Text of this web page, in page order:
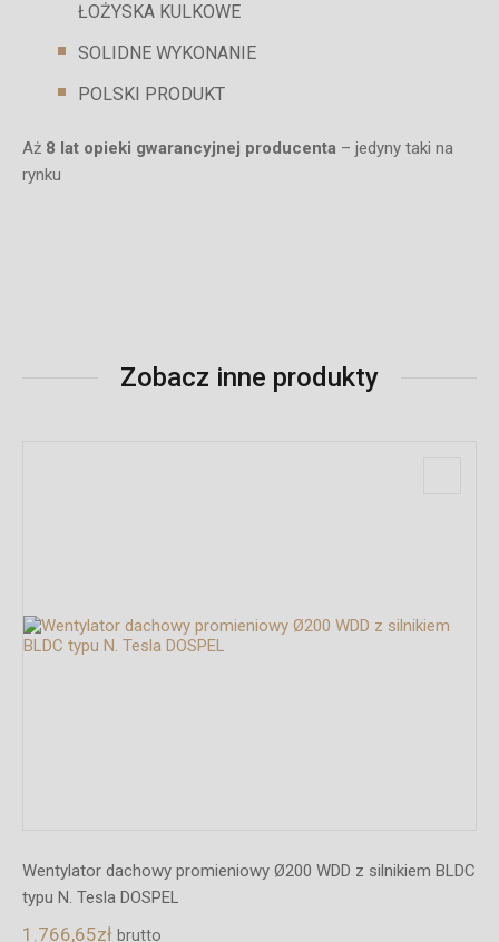
ŁOŻYSKA KULKOWE
SOLIDNE WYKONANIE
POLSKI PRODUKT
Aż 8 lat opieki gwarancyjnej producenta – jedyny taki na
rynku
Zobacz inne produkty
z silnikiem BLDC
Wentylator dachowy promieniowy Ø150